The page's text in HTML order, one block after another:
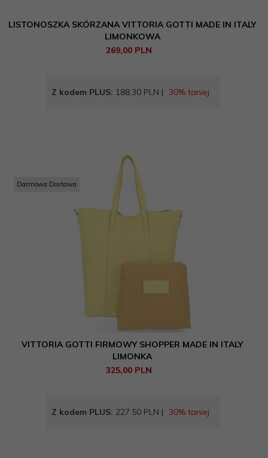
LISTONOSZKA SKÓRZANA VITTORIA GOTTI MADE IN ITALY
LIMONKOWA
269,00 PLN
Z kodem PLUS: 188.30 PLN | 30% taniej
VITTORIA GOTTI FIRMOWY SHOPPER MADE IN ITALY
LIMONKA
325,00 PLN
Z kodem PLUS: 227.50 PLN | 30% taniej
Darmowa Dostawa